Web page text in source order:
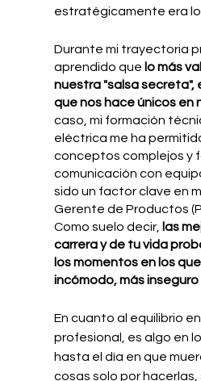
estratégicamente era lo
Durante mi trayectoria
aprendido que lo más
nuestra "salsa secreta",
que nos hace únicos en
caso, mi formación
eléctrica me ha
conceptos complejos y
comunicación con
sido un factor clave en
Gerente de Productos
Como suelo decir, las
carrera y de tu vida
los momentos en los
incómodo, más inseguro
En cuanto al equilibrio
profesional, es algo en
hasta el día en que
cosas solo por hacerlas,